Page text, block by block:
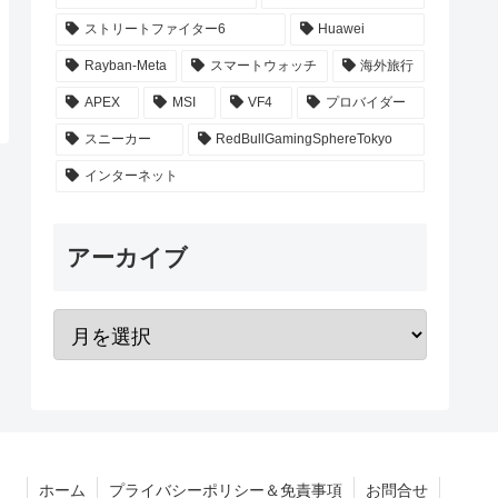
ストリートファイター6 Huawei
Rayban-Meta スマートウォッチ 海外旅行
APEX MSI VF4 プロバイダー
スニーカー RedBullGamingSphereTokyo
インターネット
アーカイブ
ホーム プライバシーポリシー＆免責事項 お問合せ